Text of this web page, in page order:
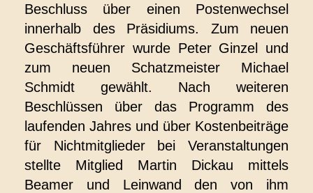
Beschluss über einen Postenwechsel
innerhalb des Präsidiums. Zum neuen
Geschäftsführer wurde Peter Ginzel und
zum neuen Schatzmeister Michael
Schmidt gewählt. Nach weiteren
Beschlüssen über das Programm des
laufenden Jahres und über Kostenbeiträge
für Nichtmitglieder bei Veranstaltungen
stellte Mitglied Martin Dickau mittels
Beamer und Leinwand den von ihm